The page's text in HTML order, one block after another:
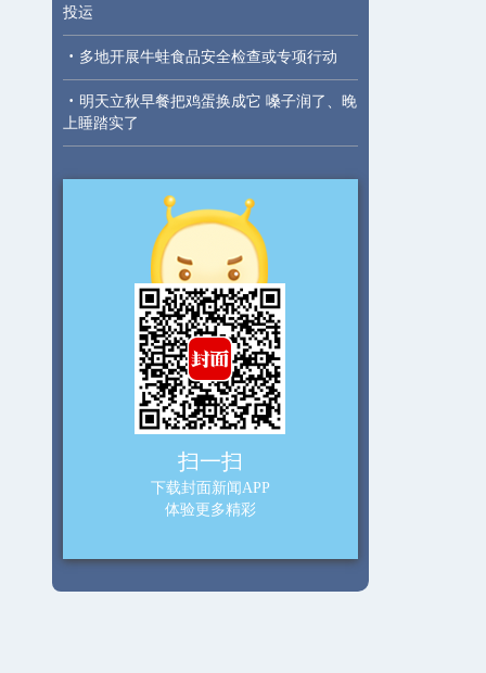
投运
· 多地开展牛蛙食品安全检查或专项行动
· 明天立秋早餐把鸡蛋换成它 嗓子润了、晚
上睡踏实了
扫一扫
下载封面新闻APP
体验更多精彩